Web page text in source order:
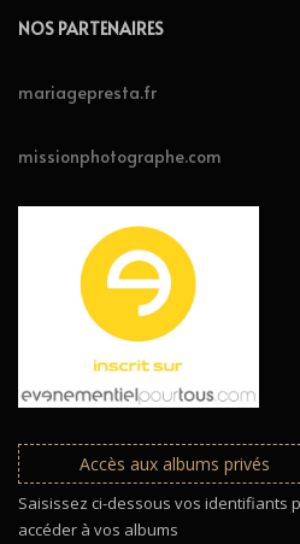
NOS PARTENAIRES
mariagepresta.fr
missionphotographe.com
Accès aux albums privés
Saisissez ci-dessous vos identifiants
accéder à vos albums